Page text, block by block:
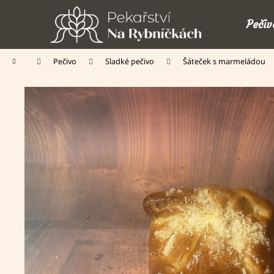
Domů Pečivo Sladké pečivo Šáteček s marmeládou
í
Zpět
Zpět